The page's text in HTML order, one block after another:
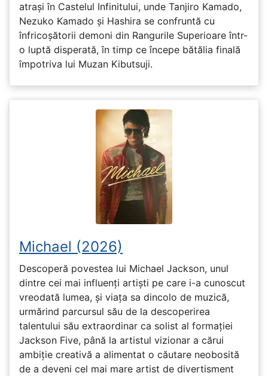
atrași în Castelul Infinitului, unde Tanjiro Kamado,
Nezuko Kamado și Hashira se confruntă cu
înfricoșătorii demoni din Rangurile Superioare într-
o luptă disperată, în timp ce începe bătălia finală
împotriva lui Muzan Kibutsuji.
Michael (2026)
Descoperă povestea lui Michael Jackson, unul
dintre cei mai influenți artiști pe care i-a cunoscut
vreodată lumea, și viața sa dincolo de muzică,
urmărind parcursul său de la descoperirea
talentului său extraordinar ca solist al formației
Jackson Five, până la artistul vizionar a cărui
ambiție creativă a alimentat o căutare neobosită
de a deveni cel mai mare artist de divertisment